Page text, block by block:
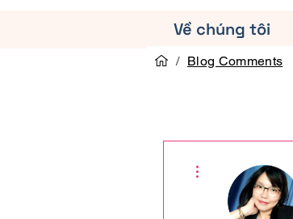
Về chúng tôi
/ Blog Comments